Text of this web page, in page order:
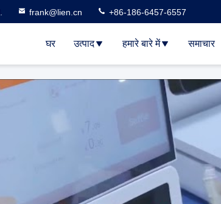
frank@lien.cn +86-186-6457-6557
घर उत्पाद हमारे बारे में समाचार